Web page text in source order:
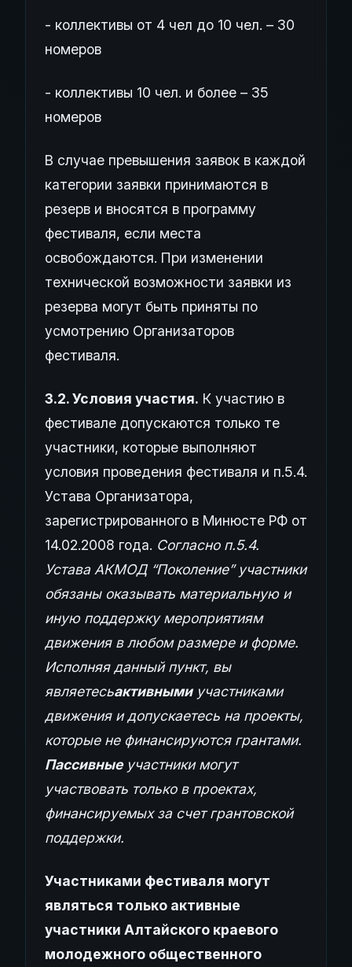
- коллективы от 4 чел до 10 чел. – 30
номеров
- коллективы 10 чел. и более – 35
номеров
В случае превышения заявок в каждой
категории заявки принимаются в
резерв и вносятся в программу
фестиваля, если места
освобождаются. При изменении
технической возможности заявки из
резерва могут быть приняты по
усмотрению Организаторов
фестиваля.
3.2. Условия участия. К участию в
фестивале допускаются только те
участники, которые выполняют
условия проведения фестиваля и п.5.4.
Устава Организатора,
зарегистрированного в Минюсте РФ от
14.02.2008 года. Согласно п.5.4.
Устава АКМОД “Поколение” участники
обязаны оказывать материальную и
иную поддержку мероприятиям
движения в любом размере и форме.
Исполняя данный пункт, вы
являетесьактивнымиучастниками
движения и допускаетесь на проекты,
которые не финансируются грантами.
Пассивныеучастники могут
участвовать только в проектах,
финансируемых за счет грантовской
поддержки.
Участниками фестиваля могут
являться только активные
участники Алтайского краевого
молодежного общественного